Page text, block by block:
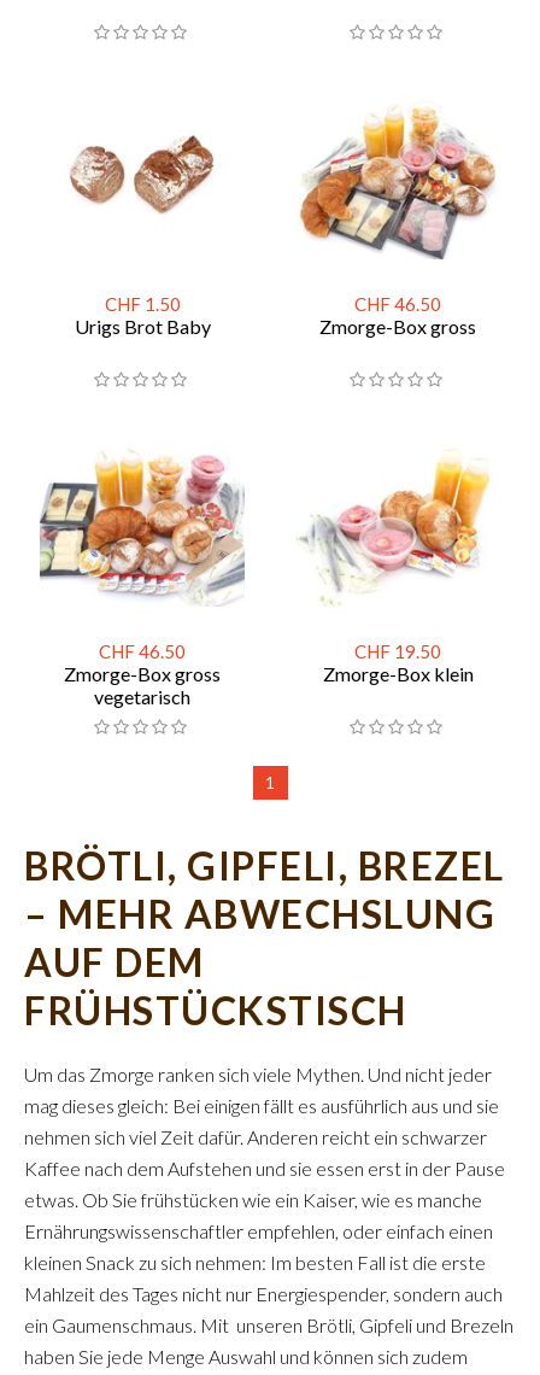
CHF 1.50
Urigs Brot Baby
CHF 46.50
Zmorge-Box gross
CHF 46.50
Zmorge-Box gross
vegetarisch
CHF 19.50
Zmorge-Box klein
1
BRÖTLI, GIPFELI, BREZEL
– MEHR ABWECHSLUNG
AUF DEM
FRÜHSTÜCKSTISCH
Um das Zmorge ranken sich viele Mythen. Und nicht jeder
mag dieses gleich: Bei einigen fällt es ausführlich aus und sie
nehmen sich viel Zeit dafür. Anderen reicht ein schwarzer
Kaffee nach dem Aufstehen und sie essen erst in der Pause
etwas. Ob Sie frühstücken wie ein Kaiser, wie es manche
Ernährungswissenschaftler empfehlen, oder einfach einen
kleinen Snack zu sich nehmen: Im besten Fall ist die erste
Mahlzeit des Tages nicht nur Energiespender, sondern auch
ein Gaumenschmaus. Mit unseren Brötli, Gipfeli und Brezeln
haben Sie jede Menge Auswahl und können sich zudem